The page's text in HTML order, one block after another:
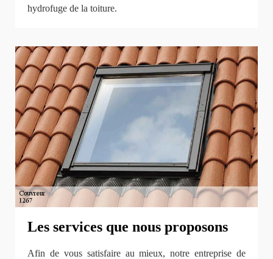
hydrofuge de la toiture.
Les services que nous proposons
Afin de vous satisfaire au mieux, notre entreprise de